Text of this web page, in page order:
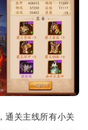
通关主线所有小关